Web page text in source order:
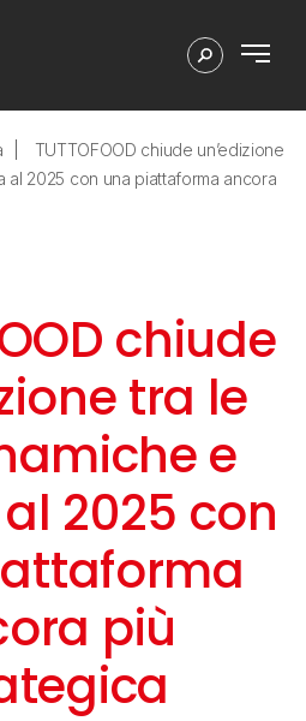
TUTTOFOOD chiude un’edizione
al 2025 con una piattaforma ancora
chiude
tra le
e
2025 con
più